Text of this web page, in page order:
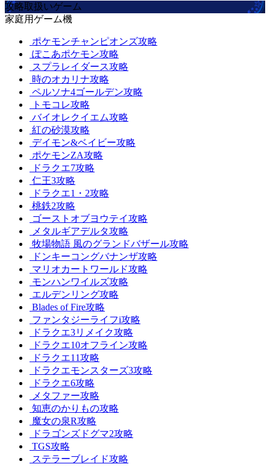
攻略取扱いゲーム
家庭用ゲーム機
ポケモンチャンピオンズ攻略
ぽこあポケモン攻略
スプラレイダース攻略
時のオカリナ攻略
ペルソナ4ゴールデン攻略
トモコレ攻略
バイオレクイエム攻略
紅の砂漠攻略
デイモン&ベイビー攻略
ポケモンZA攻略
ドラクエ7攻略
仁王3攻略
ドラクエ1・2攻略
桃鉄2攻略
ゴーストオブヨウテイ攻略
メタルギアデルタ攻略
牧場物語 風のグランドバザール攻略
ドンキーコングバナンザ攻略
マリオカートワールド攻略
モンハンワイルズ攻略
エルデンリング攻略
Blades of Fire攻略
ファンタジーライフi攻略
ドラクエ3リメイク攻略
ドラクエ10オフライン攻略
ドラクエ11攻略
ドラクエモンスターズ3攻略
ドラクエ6攻略
メタファー攻略
知恵のかりもの攻略
魔女の泉R攻略
ドラゴンズドグマ2攻略
TGS攻略
ステラーブレイド攻略